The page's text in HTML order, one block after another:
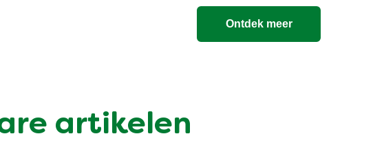
Ontdek meer
artikelen